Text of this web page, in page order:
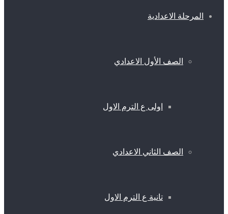
المرحلة الاعدادية
الصف الأول الاعدادي
اولى ع الترم الاول
الصف الثاني الاعدادي
تانية ع الترم الاول